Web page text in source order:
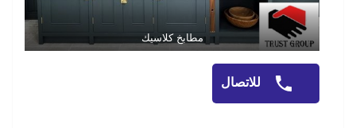
مطابخ كلاسيك
للاتصال